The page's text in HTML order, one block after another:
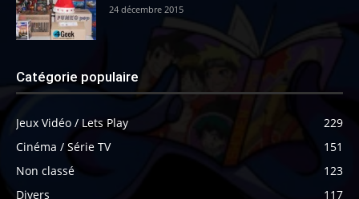
24 décembre 2015
Catégorie populaire
Jeux Vidéo / Lets Play
229
Cinéma / Série TV
151
Non classé
123
Divers
117